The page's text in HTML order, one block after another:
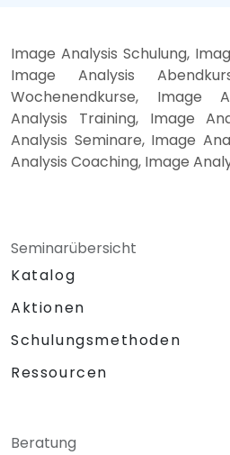
Image Analysis Schulung,
Image Analysis
Wochenendkurse, Image
Analysis Training, Image
Analysis Seminare, Image
Analysis Coaching, Image
Seminarübersicht
Katalog
Aktionen
Schulungsmethoden
Ressourcen
Beratung